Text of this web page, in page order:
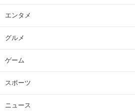
エンタメ
グルメ
ゲーム
スポーツ
ニュース